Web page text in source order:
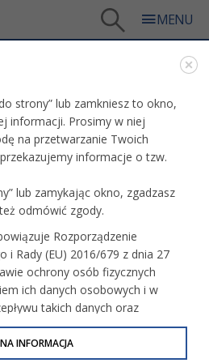
ANOTHER PINK
strony” lub zamkniesz to okno,
informacji. Prosimy w niej
na przetwarzanie Twoich
informacje o tzw.
lub zamykając okno, zgadzasz
odmówić zgody.
Rozporządzenie
i Rady (EU) 2016/679 z dnia 27
ochrony osób fizycznych
ich danych osobowych i w
takich danych oraz
WE (określane jako RODO, GDPR
o Ochronie Danych
INFORMACJA